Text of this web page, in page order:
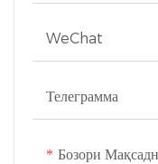
WeChat
Телеграмма
Бозори